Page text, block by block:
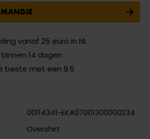
vanaf 25 euro in NL
14 dagen
beste met een 9.5
:
00114341-EKA07001300000234
:
Overshirt